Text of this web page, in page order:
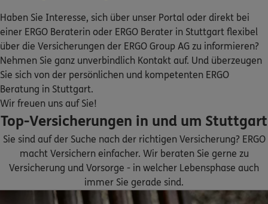
ERGO
Alexandra Lorenz
Widmaierstr. 110 ,70567 Stuttgart
(5.6 km)
Homepage besuchen
Jolante Münchinger
Widmaierstr. 110,70567 Stuttgart (5.6 km)
Homepage besuchen
ERGO
Filiz Gerceker
Asangstr. 84,70329 Stuttgart (6.7 km)
Homepage besuchen
Haben Sie Interesse, sich über unser Portal oder direkt bei
einer ERGO Beraterin oder ERGO Berater in Stuttgart flexibel
über die Versicherungen der ERGO Group AG zu informieren?
Nehmen Sie ganz unverbindlich Kontakt auf. Und überzeugen
Sie sich von der persönlichen und kompetenten ERGO
Beratung in Stuttgart.
Wir freuen uns auf Sie!
Top-Versicherungen in und um Stuttgart
Sie sind auf der Suche nach der richtigen Versicherung? ERGO
macht Versichern einfacher. Wir beraten Sie gerne zu
Versicherung und Vorsorge - in welcher Lebensphase auch
immer Sie gerade sind.